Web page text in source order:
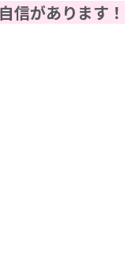
信があります！